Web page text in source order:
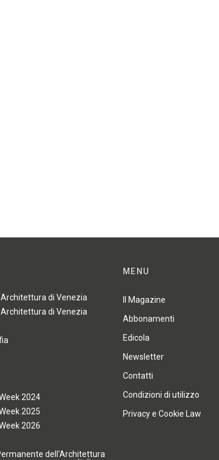
Architettura di Venezia
Architettura di Venezia
2024
2025
2026
dell'Architettura
MENU
Il Magazine
Abbonamenti
Edicola
Newsletter
Contatti
Condizioni di utilizzo
Privacy e Cookie Law